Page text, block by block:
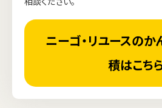
ニーゴ・リユースの
積はこち